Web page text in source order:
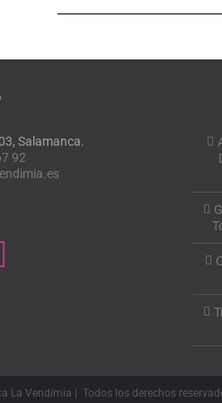
Salamanca.
92
La Vendimia | Todos los derechos